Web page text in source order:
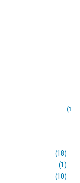
(167)
(18)
(1)
(10)